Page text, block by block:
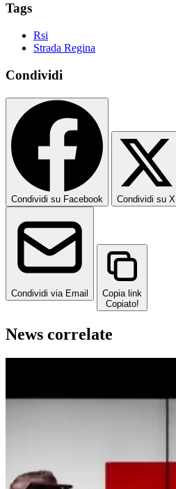
Tags
Rsi
Strada Regina
Condividi
Condividi su Facebook Condividi su X
Condividi via Email
Copia link
Copiato!
News correlate